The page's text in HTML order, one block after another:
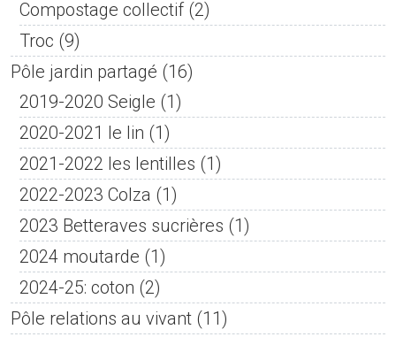
Compostage collectif(2)
Troc (9)
Pôle jardin partagé (16)
2019-2020 Seigle (1)
2020-2021 le lin (1)
2021-2022 les lentilles (1)
2022-2023 Colza (1)
2023 Betteraves sucrières (1)
2024 moutarde (1)
2024-25: coton (2)
Pôle relations au vivant (11)